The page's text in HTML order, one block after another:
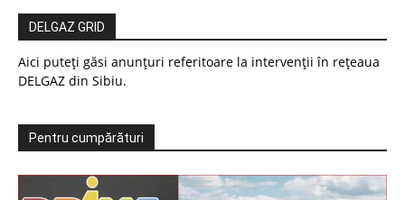
DELGAZ GRID
Aici puteți găsi anunțuri referitoare la intervenții în rețeaua
DELGAZ din Sibiu.
Pentru cumpărături